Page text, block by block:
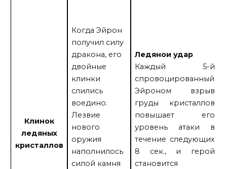
Клинок
ледяных
кристаллов
Когда Эйрон
получил силу
дракона, его
двойные
клинки
слились
воедино.
Лезвие
нового
оружия
наполнилось
силой камня
Ледянои удар
Каждый 5-й
спровоцированный
Эйроном взрыв
груды кристаллов
повышает его
уровень атаки в
течение следующих
8 сек., и герой
становится